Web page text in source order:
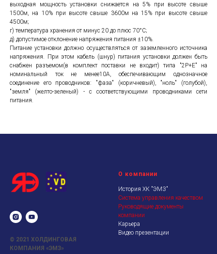
выходная мощность установки снижается на 5% при высоте свыше
1500м, на 10% при высоте свыше 3600м на 15% при высоте свыше
4500м;
г) температура хранения от минус 20 до плюс 70°С;
д) допустимое отклонение напряжения питания ±10%.
Питание установки должно осуществляться от заземленного источника
напряжения. При этом кабель (шнур) питания установки должен быть
снабжен разъемом(в комплект поставки не входит) типа "2Р+Е" на
номинальный ток не менее10А, обеспечивающим однозначное
соединение его проводников: "фаза" (коричневый), "ноль" (голубой),
"земля" (желто-зеленый) - с соответствующими проводниками сети
питания.
© 2021 ХОЛДИНГОВАЯ
КОМПАНИЯ «ЭМЗ»
О компании
История ХК "ЭМЗ"
Система управления качеством
Руководящие документы
компании
Карьера
Видео презентации